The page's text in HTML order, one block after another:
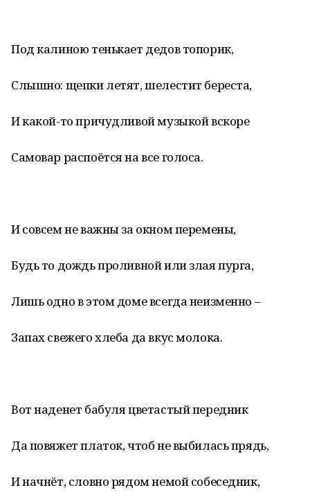
Под калиною тенькает дедов топорик,
Слышно: щепки летят, шелестит береста,
И какой-то причудливой музыкой вскоре
Самовар распоётся на все голоса.
И совсем не важны за окном перемены,
Будь то дождь проливной или злая пурга,
Лишь одно в этом доме всегда неизменно –
Запах свежего хлеба да вкус молока.
Вот наденет бабуля цветастый передник
Да повяжет платок, чтоб не выбилась прядь,
И начнёт, словно рядом немой собеседник,